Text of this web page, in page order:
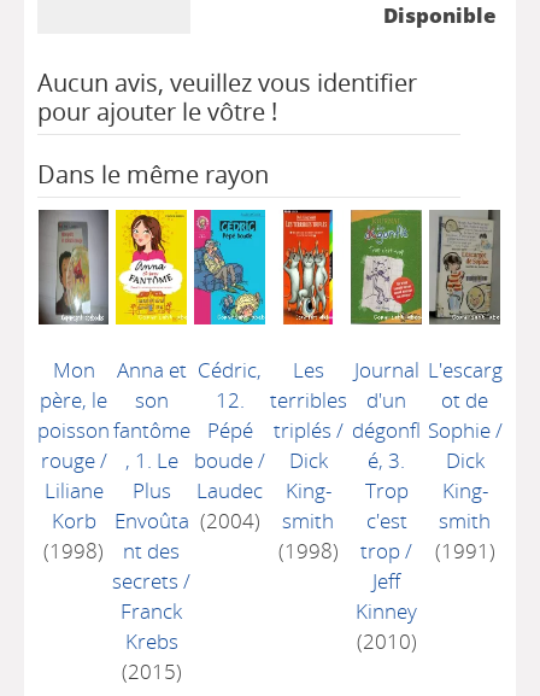
Disponible
Aucun avis, veuillez vous identifier
pour ajouter le vôtre !
Dans le même rayon
Mon
père, le
poisson
rouge/
Liliane
Korb
(1998)
Anna et
son
fantôme
, 1. Le
Plus
Envoûta
nt des
secrets /
Franck
Krebs
(2015)
Cédric,
12.
Pépé
boude/
Laudec
(2004)
Les
terribles
triplés /
Dick
King-
smith
(1998)
Journal
d'un
dégonfl
é, 3.
Trop
c'est
trop/
Jeff
Kinney
(2010)
L'escarg
ot de
Sophie/
Dick
King-
smith
(1991)